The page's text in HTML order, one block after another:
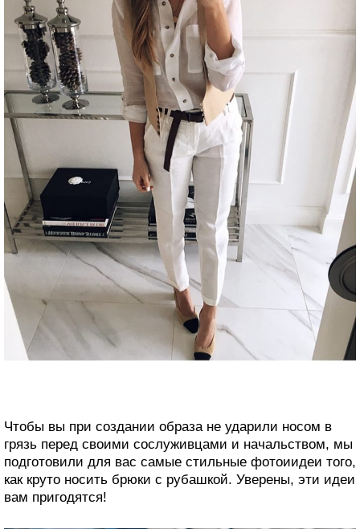
Чтобы вы при создании образа не ударили носом в
грязь перед своими сослуживцами и начальством, мы
подготовили для вас самые стильные фотоиидеи того,
как круто носить брюки с рубашкой. Уверены, эти идеи
вам пригодятся!